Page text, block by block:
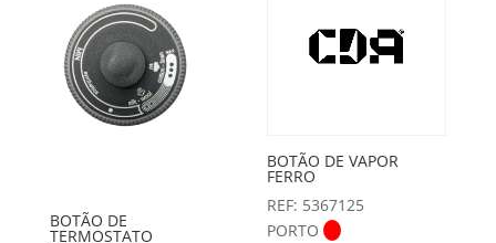
BOTÃO DE
TERMOSTATO
BOTÃO DE VAPOR
FERRO
REF: 5367125
PORTO